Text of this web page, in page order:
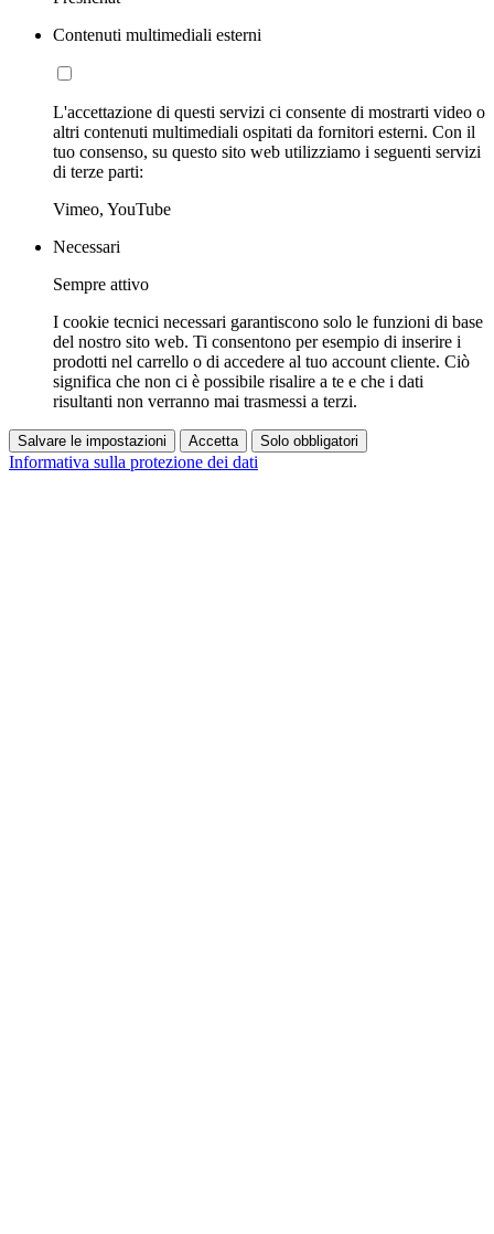
Contenuti multimediali esterni
L'accettazione di questi servizi ci consente di mostrarti video o
altri contenuti multimediali ospitati da fornitori esterni. Con il
tuo consenso, su questo sito web utilizziamo i seguenti servizi
di terze parti:
Vimeo, YouTube
Necessari
Sempre attivo
I cookie tecnici necessari garantiscono solo le funzioni di base
del nostro sito web. Ti consentono per esempio di inserire i
prodotti nel carrello o di accedere al tuo account cliente. Ciò
significa che non ci è possibile risalire a te e che i dati
risultanti non verranno mai trasmessi a terzi.
Salvare le impostazioni Accetta Solo obbligatori
Informativa sulla protezione dei dati